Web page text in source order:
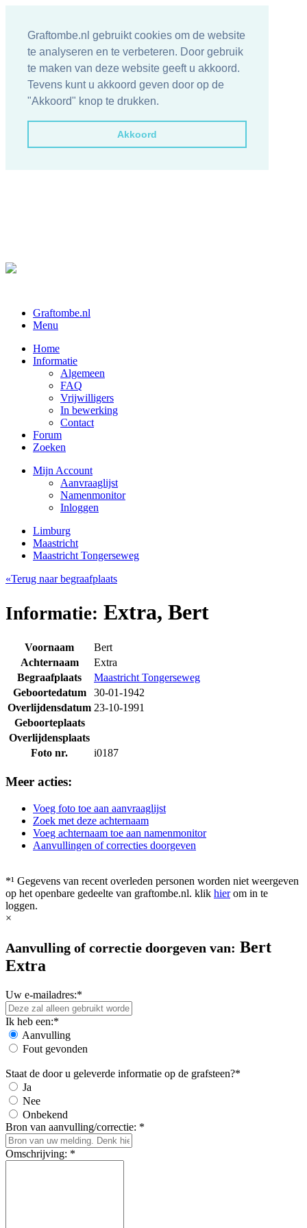
Graftombe.nl gebruikt cookies om de website
te analyseren en te verbeteren. Door gebruik
te maken van deze website geeft u akkoord.
Tevens kunt u akkoord geven door op de
"Akkoord" knop te drukken.
Akkoord
Graftombe.nl
Menu
Home
Informatie
Algemeen
FAQ
Vrijwilligers
In bewerking
Contact
Forum
Zoeken
Mijn Account
Aanvraaglijst
Namenmonitor
Inloggen
Limburg
Maastricht
Maastricht Tongerseweg
«Terug naar begraafplaats
Informatie: Extra, Bert
Voornaam
Bert
Achternaam
Extra
Begraafplaats
Maastricht Tongerseweg
Geboortedatum
30-01-1942
Overlijdensdatum 23-10-1991
Geboorteplaats
Overlijdensplaats
Foto nr.
i0187
Meer acties:
Voeg foto toe aan aanvraaglijst
Zoek met deze achternaam
Voeg achternaam toe aan namenmonitor
Aanvullingen of correcties doorgeven
*¹ Gegevens van recent overleden personen worden niet weergeven
op het openbare gedeelte van graftombe.nl. klik hierom in te
loggen.
×
Aanvulling of correctie doorgeven van: Bert
Extra
Uw e-mailadres:*
Ik heb een:*
Aanvulling
Fout gevonden
Staat de door u geleverde informatie op de grafsteen?*
Ja
Nee
Onbekend
Bron van aanvulling/correctie: *
Omschrijving: *